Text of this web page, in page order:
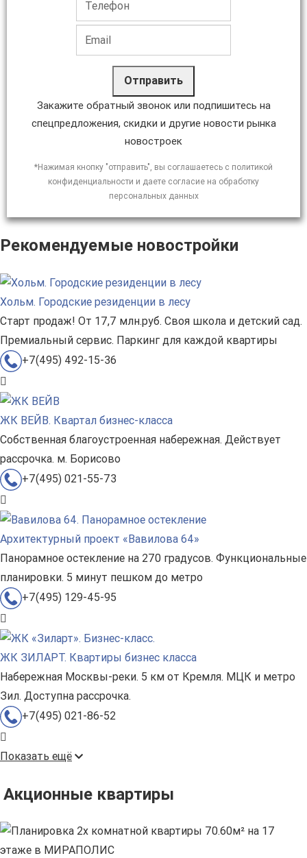
Отправить
Закажите обратный звонок или подпишитесь на
спецпредложения, скидки и другие новости рынка
новостроек
*Нажимая кнопку "отправить", вы соглашаетесь с политикой
конфиденциальности и даете согласие на обработку
персональных данных
Рекомендуемые новостройки
Хольм. Городские резиденции в лесу
Старт продаж! От 17,7 млн.руб. Своя школа и детский сад.
Премиальный сервис. Паркинг для каждой квартиры
+7(495) 492-15-36
ЖК ВЕЙВ. Квартал бизнес-класса
Собственная благоустроенная набережная. Действует
рассрочка. м. Борисово
+7(495) 021-55-73
Архитектурный проект «Вавилова 64»
Панорамное остекление на 270 градусов. Функциональные
планировки. 5 минут пешком до метро
+7(495) 129-45-95
ЖК ЗИЛАРТ. Квартиры бизнес класса
Набережная Москвы-реки. 5 км от Кремля. МЦК и метро
Зил. Доступна рассрочка.
+7(495) 021-86-52
Показать ещё
Акционные квартиры